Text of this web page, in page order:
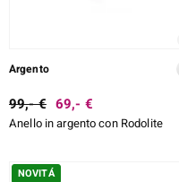
Argento
99,- € 69,- €
Anello in argento con Rodolite
NOVITÁ